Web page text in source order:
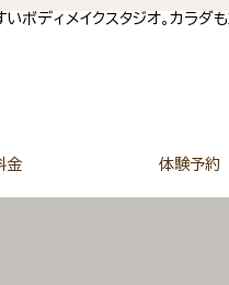
ディメイクスタジオ。カラダも
金 体験予約